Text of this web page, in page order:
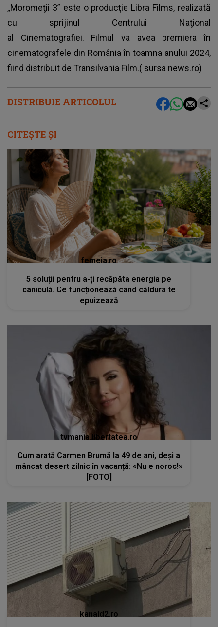
DISTRIBUIE ARTICOLUL
„Moromeţii 3” este o producţie Libra Films, realizată
cu sprijinul Centrului Naţional
al Cinematografiei. Filmul va avea premiera în
cinematografele din România în toamna anului 2024,
fiind distribuit de Transilvania Film.( sursa news.ro)
CITEȘTE ȘI
femeia.ro
5 soluții pentru a-ți recăpăta energia pe
caniculă. Ce funcționează când căldura te
epuizează
tvmania.libertatea.ro
Cum arată Carmen Brumă la 49 de ani, deși a
mâncat desert zilnic în vacanță: «Nu e noroc!»
[FOTO]
kanald2.ro